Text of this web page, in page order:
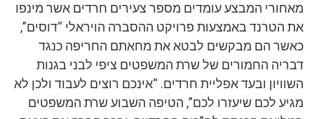
מאחורי המבצע עומדים מספר צעירים חרדים אשר מינפו
את הטרנד באמצעות פרויקט ההסברה הויראלי “דוסים”,
כאשר הם מבקשים לבטא את מחאתם החריפה כנגד
דבריה החמורים של שרת המשפטים ציפי לבני בגנות
השוויון ובעד אפליית חרדים. “אינכם רוצים לעבוד ולכן לא
מגיע לכם שיעזרו לכם”, הטיפה השבוע שרת המשפטים